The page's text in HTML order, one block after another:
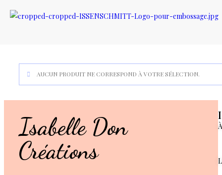
AUCUN PRODUIT NE CORRESPOND À VOTRE SÉLECTION.
Isabelle Don
Créations